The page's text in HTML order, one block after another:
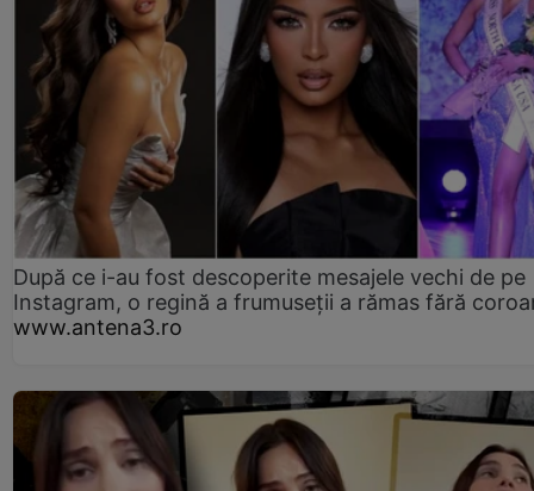
După ce i-au fost descoperite mesajele vechi de pe
Instagram, o regină a frumuseții a rămas fără
www.antena3.ro